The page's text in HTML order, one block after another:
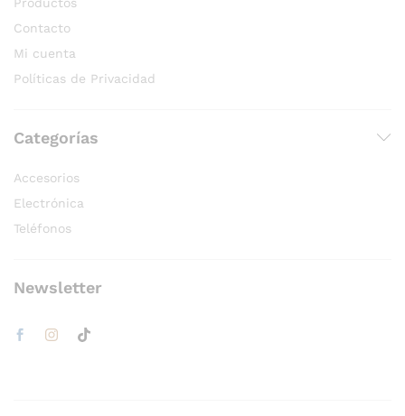
Contacto
Mi cuenta
Políticas de Privacidad
Categorías
Accesorios
Electrónica
Teléfonos
Newsletter